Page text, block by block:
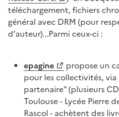
téléchargement, fichiers
général avec DRM (pour
d'auteur)...Parmi ceux-ci :
epagine
propose un
pour les collectivités,
partenaire" (plusieurs
Toulouse - Lycée Pierre
Rascol - achètent des